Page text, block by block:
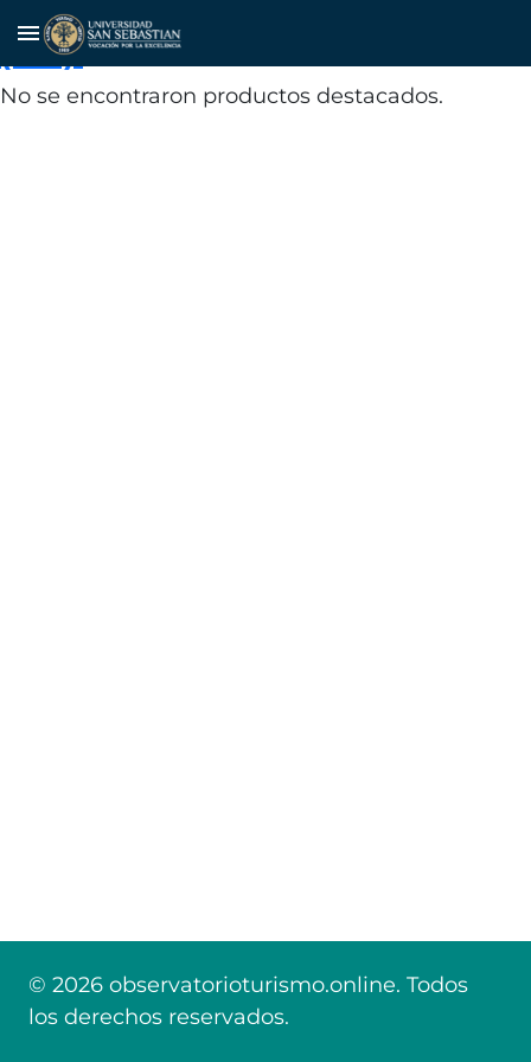
menu
Instituto Nacional de Estadísticas
(INE).
No se encontraron productos destacados.
© 2026 observatorioturismo.online. Todos
los derechos reservados.